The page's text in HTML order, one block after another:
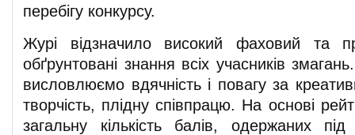
перебігу конкурсу.
Журі відзначило високий фаховий та
обґрунтовані знання всіх учасників
висловлюємо вдячність і повагу за
творчість, плідну співпрацю. На основі
загальну кількість балів, одержаних